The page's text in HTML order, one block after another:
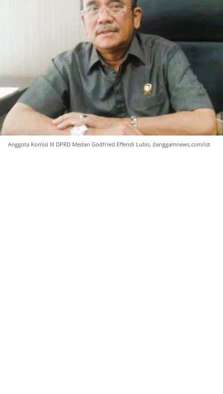
Anggota Komisi III DPRD Medan Godfried Effendi Lubis. (langgamnews.com/ist